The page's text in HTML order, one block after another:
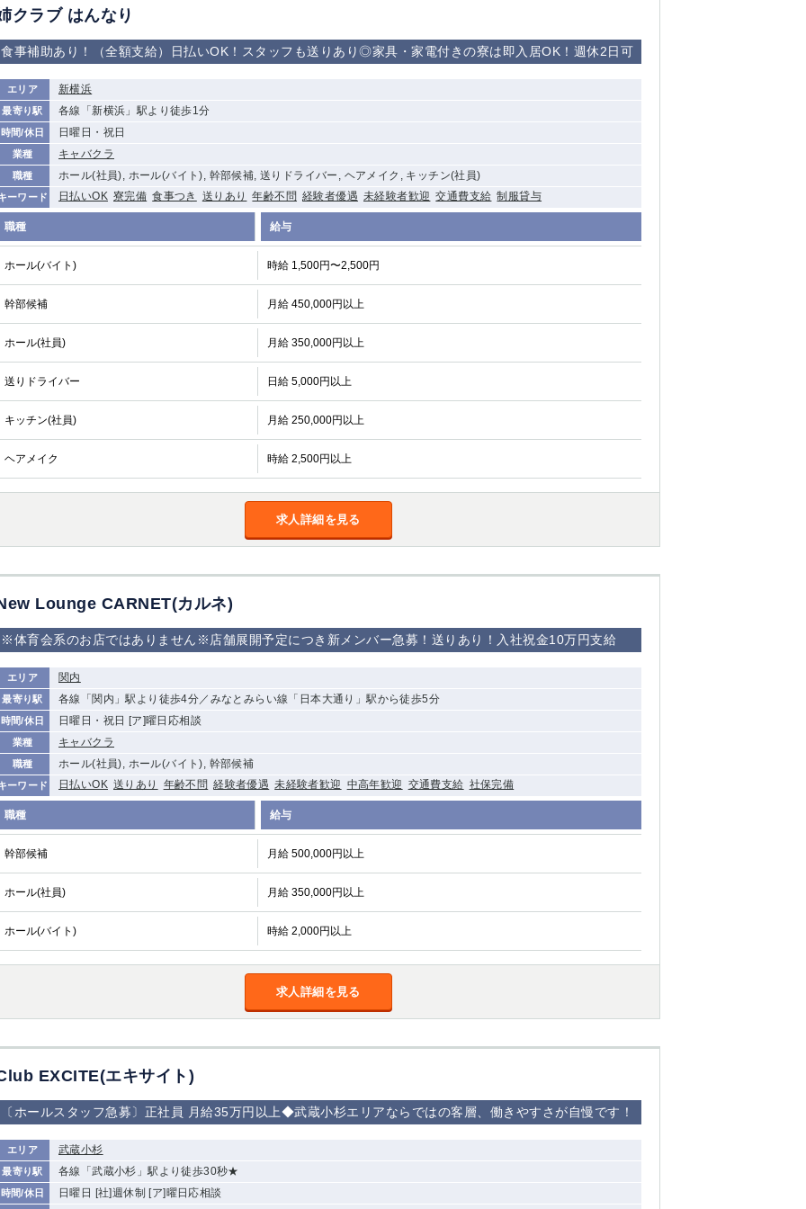
クラブ はんなり
食事補助あり！（全額支給）日払いOK！スタッフも送りあり◎家具・家電付きの寮は即入居OK！週休2日可
エリア 新横浜
最寄り駅 各線「新横浜」駅より徒歩1分
時間/休日 日曜日・祝日
業種 キャバクラ
職種 ホール(社員), ホール(バイト), 幹部候補, 送りドライバー, ヘアメイク, キッチン(社員)
ーワード 日払いOK 寮完備 食事つき 送りあり 年齢不問 経験者優遇 未経験者歓迎 交通費支給 制服貸与
職種 給与
ホール(バイト) 時給 1,500円〜2,500円
幹部候補 月給 450,000円以上
ホール(社員) 月給 350,000円以上
送りドライバー 日給 5,000円以上
キッチン(社員) 月給 250,000円以上
ヘアメイク 時給 2,500円以上
求人詳細を見る
Lounge CARNET(カルネ)
※体育会系のお店ではありません※店舗展開予定につき新メンバー急募！送りあり！入社祝金10万円支給
エリア 関内
最寄り駅 各線「関内」駅より徒歩4分／みなとみらい線「日本大通り」駅から徒歩5分
時間/休日 日曜日・祝日 [ア]曜日応相談
業種 キャバクラ
職種 ホール(社員), ホール(バイト), 幹部候補
ーワード 日払いOK 送りあり 年齢不問 経験者優遇 未経験者歓迎 中高年歓迎 交通費支給 社保完備
職種 給与
幹部候補 月給 500,000円以上
ホール(社員) 月給 350,000円以上
ホール(バイト) 時給 2,000円以上
求人詳細を見る
EXCITE(エキサイト)
〔ホールスタッフ急募〕正社員 月給35万円以上◆武蔵小杉エリアならではの客層、働きやすさが自慢です！
エリア 武蔵小杉
最寄り駅 各線「武蔵小杉」駅より徒歩30秒★
時間/休日
日曜日 [社]週休制 [ア]曜日応相談